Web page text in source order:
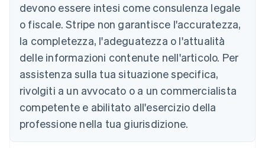
devono essere intesi come consulenza legale
o fiscale. Stripe non garantisce l'accuratezza,
la completezza, l'adeguatezza o l'attualità
delle informazioni contenute nell'articolo. Per
assistenza sulla tua situazione specifica,
rivolgiti a un avvocato o a un commercialista
competente e abilitato all'esercizio della
professione nella tua giurisdizione.
Bulgaria
English
Canada
English Français
Cina continentale
简体中文English
English
Croazia
English
Danimarca
English